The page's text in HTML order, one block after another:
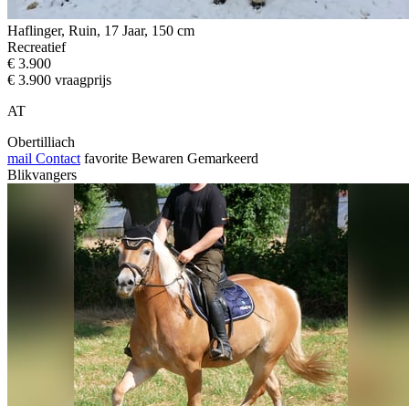
Haflinger, Ruin, 17 Jaar, 150 cm
Recreatief
€ 3.900
€ 3.900 vraagprijs
AT
Obertilliach
mail Contact favorite Bewaren Gemarkeerd
Blikvangers